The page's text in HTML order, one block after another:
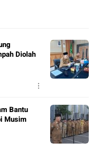
Diolah
Bantu
Musim